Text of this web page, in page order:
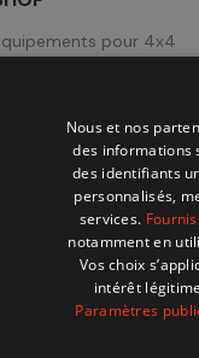
pour 4x4
Tentes de toit
Nous et nos
des informations
des identifiants
personnalisés,
services.
notamment en
Vos choix
intérêt
Paramètres